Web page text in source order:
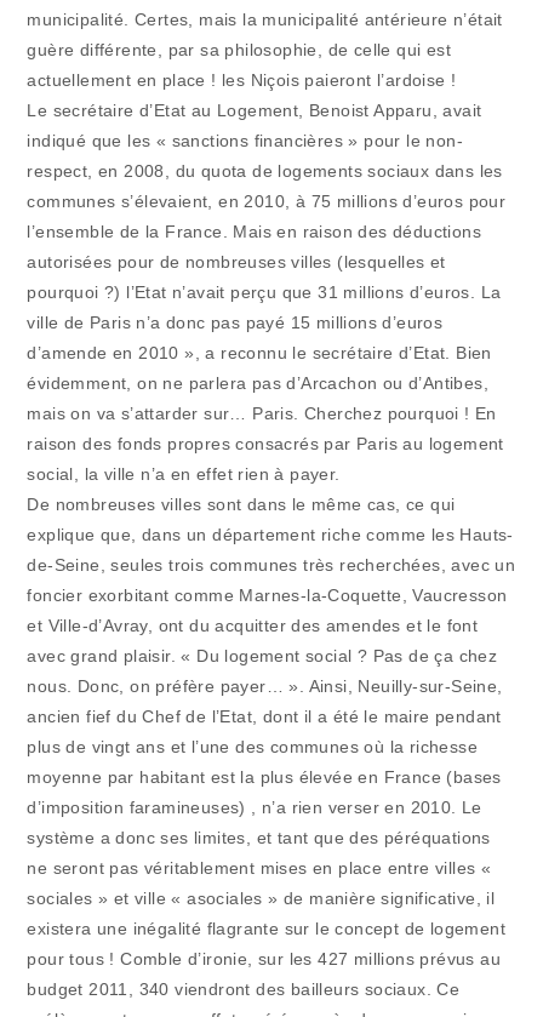
municipalité. Certes, mais la municipalité antérieure n’était
guère différente, par sa philosophie, de celle qui est
actuellement en place ! les Niçois paieront l’ardoise !
Le secrétaire d’Etat au Logement, Benoist Apparu, avait
indiqué que les « sanctions financières » pour le non-
respect, en 2008, du quota de logements sociaux dans les
communes s’élevaient, en 2010, à 75 millions d’euros pour
l’ensemble de la France. Mais en raison des déductions
autorisées pour de nombreuses villes (lesquelles et
pourquoi ?) l’Etat n’avait perçu que 31 millions d’euros. La
ville de Paris n’a donc pas payé 15 millions d’euros
d’amende en 2010 », a reconnu le secrétaire d’Etat. Bien
évidemment, on ne parlera pas d’Arcachon ou d’Antibes,
mais on va s’attarder sur… Paris. Cherchez pourquoi ! En
raison des fonds propres consacrés par Paris au logement
social, la ville n’a en effet rien à payer.
De nombreuses villes sont dans le même cas, ce qui
explique que, dans un département riche comme les Hauts-
de-Seine, seules trois communes très recherchées, avec un
foncier exorbitant comme Marnes-la-Coquette, Vaucresson
et Ville-d’Avray, ont du acquitter des amendes et le font
avec grand plaisir. « Du logement social ? Pas de ça chez
nous. Donc, on préfère payer… ». Ainsi, Neuilly-sur-Seine,
ancien fief du Chef de l’Etat, dont il a été le maire pendant
plus de vingt ans et l’une des communes où la richesse
moyenne par habitant est la plus élevée en France (bases
d’imposition faramineuses) , n’a rien verser en 2010. Le
système a donc ses limites, et tant que des péréquations
ne seront pas véritablement mises en place entre villes «
sociales » et ville « asociales » de manière significative, il
existera une inégalité flagrante sur le concept de logement
pour tous ! Comble d’ironie, sur les 427 millions prévus au
budget 2011, 340 viendront des bailleurs sociaux. Ce